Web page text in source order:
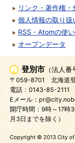
リンク・著作権・
個人情報の取り扱
RSS・Atomの使
オープンデータ
登別市 （法人
〒059-8701
北海道
電話：0143-85-2111
Eメール：
開庁時間：9時～17時
月3日までを除く）
Copyright © 2013 City